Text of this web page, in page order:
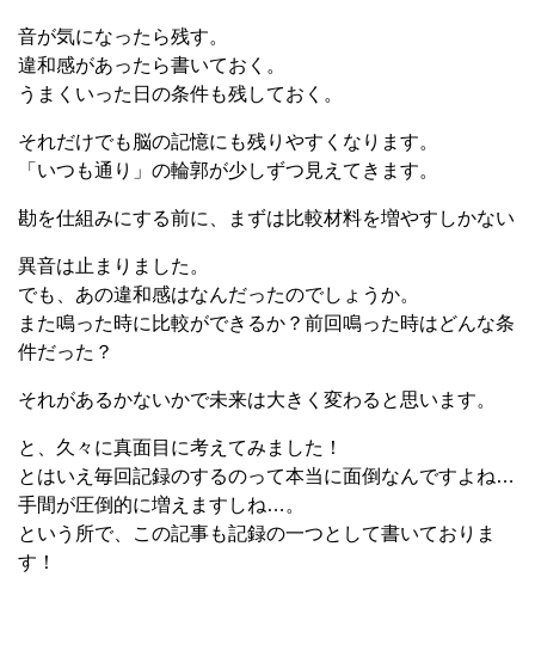
音が気になったら残す。
違和感があったら書いておく。
うまくいった日の条件も残しておく。
それだけでも脳の記憶にも残りやすくなります。
「いつも通り」の輪郭が少しずつ見えてきます。
勘を仕組みにする前に、まずは比較材料を増やすしかない
異音は止まりました。
でも、あの違和感はなんだったのでしょうか。
また鳴った時に比較ができるか？前回鳴った時はどんな条
件だった？
それがあるかないかで未来は大きく変わると思います。
と、久々に真面目に考えてみました！
とはいえ毎回記録のするのって本当に面倒なんですよね…
手間が圧倒的に増えますしね…。
という所で、この記事も記録の一つとして書いておりま
す！